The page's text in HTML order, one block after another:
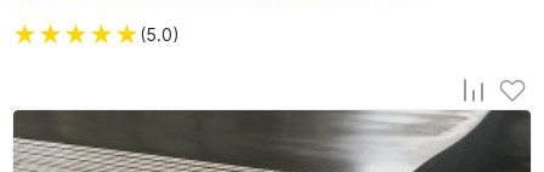
★★★★★(5.0)